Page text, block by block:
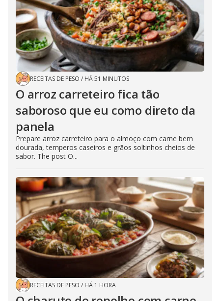
RECEITAS DE PESO / HÁ 51 MINUTOS
O arroz carreteiro fica tão
saboroso que eu como direto da
panela
Prepare arroz carreteiro para o almoço com carne bem
dourada, temperos caseiros e grãos soltinhos cheios de
sabor. The post O...
RECEITAS DE PESO / HÁ 1 HORA